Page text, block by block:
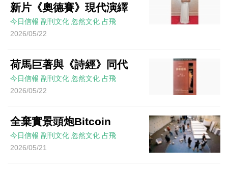
新片《奧德賽》現代演繹
今日信報 副刊文化 忽然文化 占飛
2026/05/22
荷馬巨著與《詩經》同代
今日信報 副刊文化 忽然文化 占飛
2026/05/22
全棄實景頭炮Bitcoin
今日信報 副刊文化 忽然文化 占飛
2026/05/21